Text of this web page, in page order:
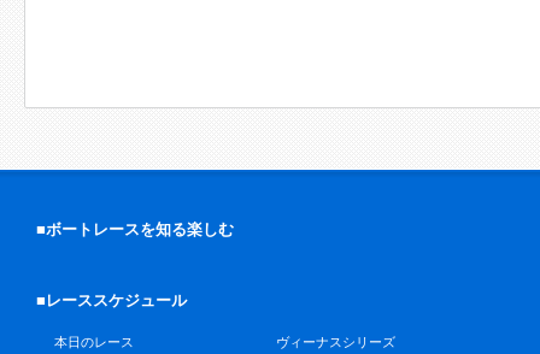
■ボートレースを知る楽しむ
■レーススケジュール
本日のレース
ヴィーナスシリーズ